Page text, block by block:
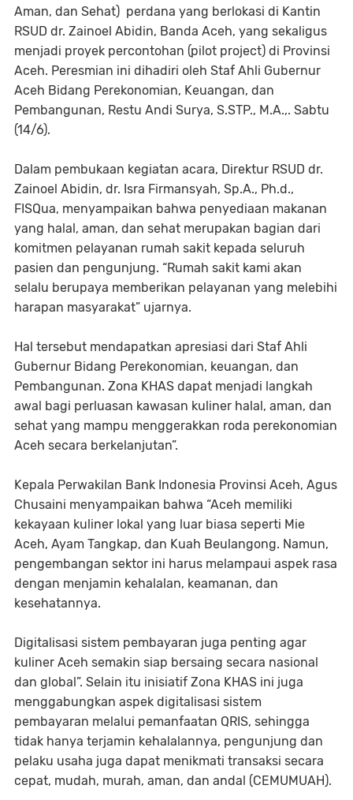
Aman, dan Sehat) perdana yang berlokasi di Kantin
RSUD dr. Zainoel Abidin, Banda Aceh, yang sekaligus
menjadi proyek percontohan (pilot project) di Provinsi
Aceh. Peresmian ini dihadiri oleh Staf Ahli Gubernur
Aceh Bidang Perekonomian, Keuangan, dan
Pembangunan, Restu Andi Surya, S.STP., M.A.,. Sabtu
(14/6).
Dalam pembukaan kegiatan acara, Direktur RSUD dr.
Zainoel Abidin, dr. Isra Firmansyah, Sp.A., Ph.d.,
FISQua, menyampaikan bahwa penyediaan makanan
yang halal, aman, dan sehat merupakan bagian dari
komitmen pelayanan rumah sakit kepada seluruh
pasien dan pengunjung. “Rumah sakit kami akan
selalu berupaya memberikan pelayanan yang melebihi
harapan masyarakat” ujarnya.
Hal tersebut mendapatkan apresiasi dari Staf Ahli
Gubernur Bidang Perekonomian, keuangan, dan
Pembangunan. Zona KHAS dapat menjadi langkah
awal bagi perluasan kawasan kuliner halal, aman, dan
sehat yang mampu menggerakkan roda perekonomian
Aceh secara berkelanjutan”.
Kepala Perwakilan Bank Indonesia Provinsi Aceh, Agus
Chusaini menyampaikan bahwa “Aceh memiliki
kekayaan kuliner lokal yang luar biasa seperti Mie
Aceh, Ayam Tangkap, dan Kuah Beulangong. Namun,
pengembangan sektor ini harus melampaui aspek rasa
dengan menjamin kehalalan, keamanan, dan
kesehatannya.
Digitalisasi sistem pembayaran juga penting agar
kuliner Aceh semakin siap bersaing secara nasional
dan global”. Selain itu inisiatif Zona KHAS ini juga
menggabungkan aspek digitalisasi sistem
pembayaran melalui pemanfaatan QRIS, sehingga
tidak hanya terjamin kehalalannya, pengunjung dan
pelaku usaha juga dapat menikmati transaksi secara
cepat, mudah, murah, aman, dan andal (CEMUMUAH).